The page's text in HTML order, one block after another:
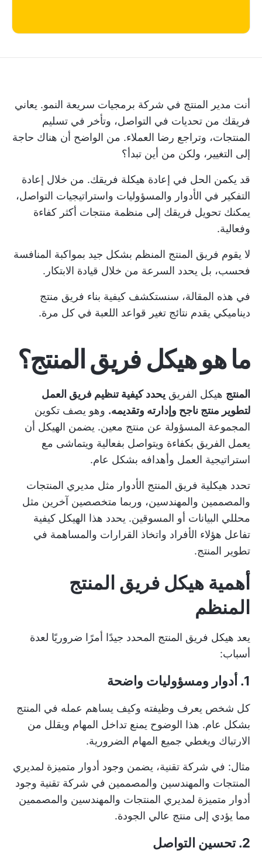
أنت مدير المنتج في شركة برمجيات سريعة النمو. يعاني
فريقك من تحديات في التواصل، وتأخر في تسليم
المنتجات، وتراجع رضا العملاء. من الواضح أن هناك حاجة
إلى التغيير، ولكن من أين تبدأ؟
قد يكمن الحل في إعادة هيكلة فريقك. من خلال إعادة
التفكير في الأدوار والمسؤوليات واستراتيجيات التواصل،
يمكنك تحويل فريقك إلى منظمة منتجات أكثر كفاءة
وفعالية.
لا يقوم فريق المنتج المنظم بشكل جيد بمواكبة المنافسة
فحسب، بل يحدد السرعة من خلال قيادة الابتكار.
في هذه المقالة، سنستكشف كيفية بناء فريق منتج
ديناميكي يقدم نتائج تغير قواعد اللعبة في كل مرة.
ما هو هيكل فريق المنتج؟
المنتج هيكل الفريق يحدد كيفية تنظيم فريق العمل
لتطوير منتج ناجح وإدارته وتقديمه. وهو يصف تكوين
المجموعة المسؤولة عن منتج معين. يضمن الهيكل أن
يعمل الفريق بكفاءة ويتواصل بفعالية ويتماشى مع
استراتيجية العمل وأهدافه بشكل عام.
تحدد هيكلية فريق المنتج الأدوار مثل مديري المنتجات
والمصممين والمهندسين، وربما متخصصين آخرين مثل
محللي البيانات أو المسوقين. يحدد هذا الهيكل كيفية
تفاعل هؤلاء الأفراد واتخاذ القرارات والمساهمة في
تطوير المنتج.
أهمية هيكل فريق المنتج
المنظم
يعد هيكل فريق المنتج المحدد جيدًا أمرًا ضروريًا لعدة
أسباب:
1. أدوار ومسؤوليات واضحة
كل شخص يعرف وظيفته وكيف يساهم عمله في المنتج
بشكل عام. هذا الوضوح يمنع تداخل المهام ويقلل من
الارتباك ويغطي جميع المهام الضرورية.
مثال: في شركة تقنية، يضمن وجود أدوار متميزة لمديري
المنتجات والمهندسين والمصممين في شركة تقنية وجود
أدوار متميزة لمديري المنتجات والمهندسين والمصممين
مما يؤدي إلى منتج عالي الجودة.
2. تحسين التواصل